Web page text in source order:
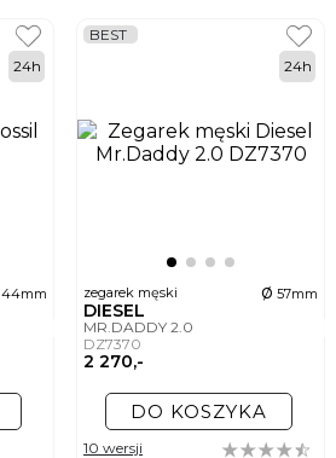
44mm
24h
zegarek męski ø 57mm
DIESEL
MR.DADDY 2.0
DZ7370
2 270,-
BEST
24h
DO KOSZYKA
10 wersji